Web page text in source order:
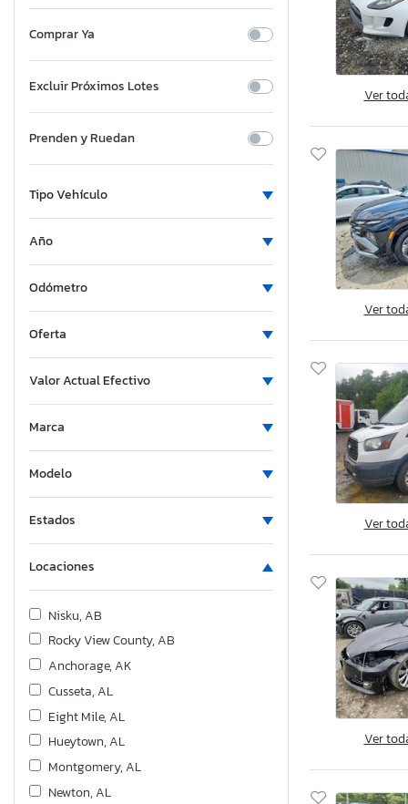
Comprar Ya
Excluir Próximos Lotes
Prenden y Ruedan
Tipo Vehículo
Año
Odómetro
Oferta
Valor Actual Efectivo
Marca
Modelo
Estados
Locaciones
Nisku, AB
Rocky View County, AB
Anchorage, AK
Cusseta, AL
Eight Mile, AL
Hueytown, AL
Montgomery, AL
Newton, AL
Ver
Ver
Ver
Ver